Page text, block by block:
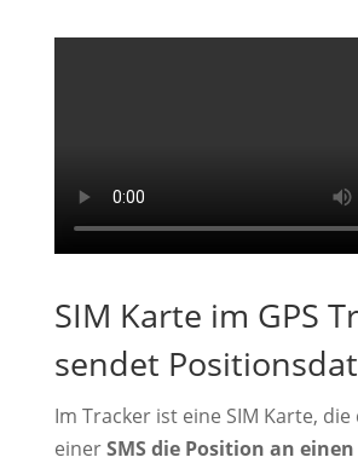
SIM Karte im GPS
sendet
Im Tracker ist eine SIM Karte,
einerSMS die Position an